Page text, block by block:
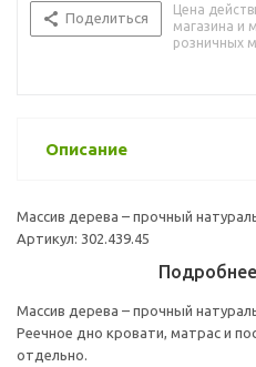
Поделиться
Цена
магазина и
розничных
Описание
Массив дерева – прочный
Артикул: 302.439.45
Массив дерева – прочный
Реечное дно кровати, матрас и
отдельно.